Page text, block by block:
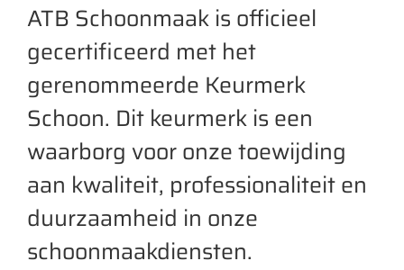
ATB Schoonmaak is officieel
gecertificeerd met het
gerenommeerde Keurmerk
Schoon. Dit keurmerk is een
waarborg voor onze toewijding
aan kwaliteit, professionaliteit en
duurzaamheid in onze
schoonmaakdiensten.